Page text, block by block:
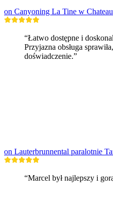
on Canyoning La Tine w
“Łatwo dostępne i
Przyjazna obsługa
doświadczenie.”
on Lauterbrunnental paralotnie
“Marcel był najlepszy i